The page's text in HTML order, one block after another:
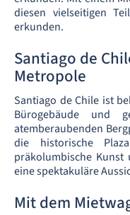
diesen vielseitigen
erkunden.
Santiago de
Metropole
Santiago de Chile ist
Bürogebäude und
atemberaubenden
die historische
präkolumbische
eine spektakuläre
Mit dem